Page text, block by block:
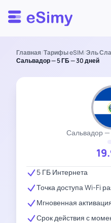
Esimy
Главная/Тарифы eSIM/Эль
Сальвадор — 5 ГБ — 30 дней
Сальвадор
5 ГБ Интернета
Точка доступа Wi-Fi
Мгновенная
Срок действия с